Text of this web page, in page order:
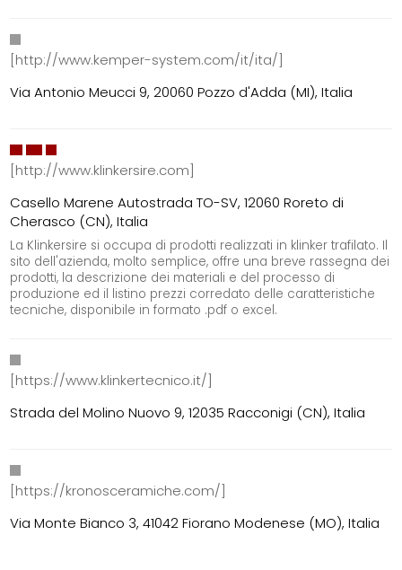
[http://www.kemper-system.com/it/ita/]
Via Antonio Meucci 9, 20060 Pozzo d'Adda (MI), Italia
[http://www.klinkersire.com]
Casello Marene Autostrada TO-SV, 12060 Roreto di
Cherasco (CN), Italia
La Klinkersire si occupa di prodotti realizzati in klinker trafilato. Il
sito dell'azienda, molto semplice, offre una breve rassegna dei
prodotti, la descrizione dei materiali e del processo di
produzione ed il listino prezzi corredato delle caratteristiche
tecniche, disponibile in formato .pdf o excel.
[https://www.klinkertecnico.it/]
Strada del Molino Nuovo 9, 12035 Racconigi (CN), Italia
[https://kronosceramiche.com/]
Via Monte Bianco 3, 41042 Fiorano Modenese (MO), Italia